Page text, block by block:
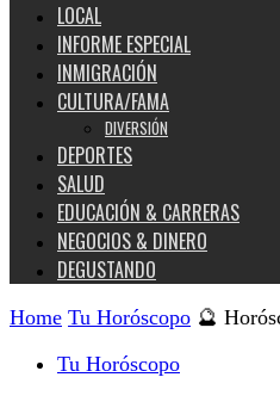
LOCAL
INFORME ESPECIAL
INMIGRACIÓN
CULTURA/FAMA
DIVERSIÓN
DEPORTES
SALUD
EDUCACIÓN & CARRERAS
NEGOCIOS & DINERO
DEGUSTANDO
Home Tu Horóscopo 🔮
Tu Horóscopo